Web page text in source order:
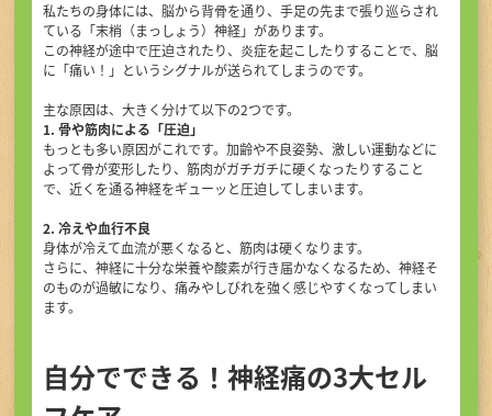
私たちの身体には、脳から背骨を通り、手足の先まで張り巡らされ
ている「末梢（まっしょう）神経」があります。
この神経が途中で圧迫されたり、炎症を起こしたりすることで、脳
に「痛い！」というシグナルが送られてしまうのです。
主な原因は、大きく分けて以下の2つです。
1. 骨や筋肉による「圧迫」
もっとも多い原因がこれです。加齢や不良姿勢、激しい運動などに
よって骨が変形したり、筋肉がガチガチに硬くなったりすること
で、近くを通る神経をギューッと圧迫してしまいます。
2. 冷えや血行不良
身体が冷えて血流が悪くなると、筋肉は硬くなります。
さらに、神経に十分な栄養や酸素が行き届かなくなるため、神経そ
のものが過敏になり、痛みやしびれを強く感じやすくなってしまい
ます。
自分でできる！神経痛の3大セル